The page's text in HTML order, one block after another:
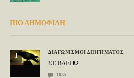
ΠΙΟ ΔΗΜΟΦΙΛΗ
1
ΔΙΑΓΩΝΙΣΜΟΙ ΔΙΗΓΗΜΑΤΟΣ
ΣΕ ΒΛΕΠΩ
1035